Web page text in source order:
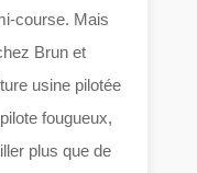
course. Mais
Brun et
usine pilotée
fougueux,
plus que de